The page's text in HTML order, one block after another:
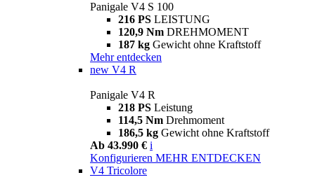
Panigale V4 S 100
216 PS LEISTUNG
120,9 Nm DREHMOMENT
187 kg Gewicht ohne Kraftstoff
Mehr entdecken
new V4 R
Panigale V4 R
218 PS Leistung
114,5 Nm Drehmoment
186,5 kg Gewicht ohne Kraftstoff
Ab 43.990 € i
Konfigurieren MEHR ENTDECKEN
V4 Tricolore